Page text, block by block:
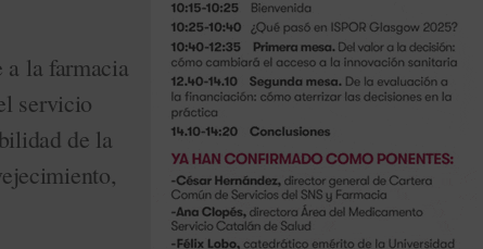
a la farmacia
servicio
de la